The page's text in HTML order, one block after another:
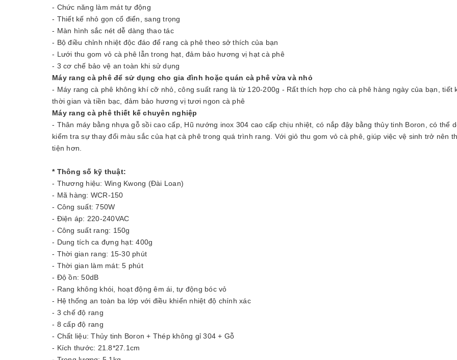
- Chức năng làm mát tự động
- Thiết kế nhỏ gọn cổ điển, sang trọng
- Màn hình sắc nét dễ dàng thao tác
- Bộ điều chỉnh nhiệt độc đáo để rang cà phê theo sở thích của bạn
- Lưới thu gom vỏ cà phê lẫn trong hạt, đảm bảo hương vị hạt cà phê
- 3 cơ chế bảo vệ an toàn khi sử dụng
Máy rang cà phê để sử dụng cho gia đình hoặc quán cà phê vừa và nhỏ
- Máy rang cà phê không khí cỡ nhỏ, công suất rang là từ 120-200g - Rất thích hợp cho cà phê hàng ngày của bạn, tiết
thời gian và tiền bạc, đảm bảo hương vị tươi ngon cà phê
Máy rang cà phê thiết kế chuyên nghiệp
- Thân máy bằng nhựa gỗ sồi cao cấp, Hũ nướng inox 304 cao cấp chịu nhiệt, có nắp đậy bằng thủy tinh Boron, có thể
kiểm tra sự thay đổi màu sắc của hạt cà phê trong quá trình rang. Với giỏ thu gom vỏ cà phê, giúp việc vệ sinh trở nên
tiện hơn.
* Thông số kỹ thuật:
- Thương hiệu: Wing Kwong (Đài Loan)
- Mã hàng: WCR-150
- Công suất: 750W
- Điện áp: 220-240VAC
- Công suất rang: 150g
- Dung tích ca đựng hạt: 400g
- Thời gian rang: 15-30 phút
- Thời gian làm mát: 5 phút
- Độ ồn: 50dB
- Rang không khói, hoạt động êm ái, tự động bóc vỏ
- Hệ thống an toàn ba lớp với điều khiển nhiệt độ chính xác
- 3 chế độ rang
- 8 cấp độ rang
- Chất liệu: Thủy tinh Boron + Thép không gỉ 304 + Gỗ
- Kích thước: 21.8*27.1cm